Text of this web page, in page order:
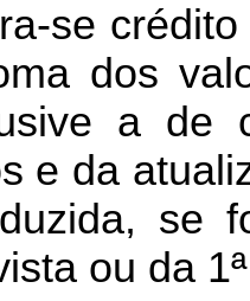
se
dos
a de
e da
se
ou da